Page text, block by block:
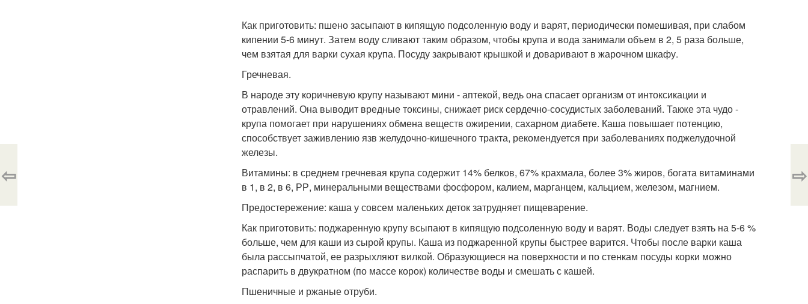
Как приготовить: пшено засыпают в кипящую подсоленную воду и варят, периодически помешивая, при слабом
кипении 5-6 минут. Затем воду сливают таким образом, чтобы крупа и вода занимали объем в 2, 5 раза больше,
чем взятая для варки сухая крупа. Посуду закрывают крышкой и доваривают в жарочном шкафу.
Гречневая.
В народе эту коричневую крупу называют мини - аптекой, ведь она спасает организм от интоксикации и
отравлений. Она выводит вредные токсины, снижает риск сердечно-сосудистых заболеваний. Также эта чудо -
крупа помогает при нарушениях обмена веществ ожирении, сахарном диабете. Каша повышает потенцию,
способствует заживлению язв желудочно-кишечного тракта, рекомендуется при заболеваниях поджелудочной
железы.
Витамины: в среднем гречневая крупа содержит 14% белков, 67% крахмала, более 3% жиров, богата витаминами
в 1, в 2, в 6, РР, минеральными веществами фосфором, калием, марганцем, кальцием, железом, магнием.
Предостережение: каша у совсем маленьких деток затрудняет пищеварение.
Как приготовить: поджаренную крупу всыпают в кипящую подсоленную воду и варят. Воды следует взять на 5-6 %
больше, чем для каши из сырой крупы. Каша из поджаренной крупы быстрее варится. Чтобы после варки каша
была рассыпчатой, ее разрыхляют вилкой. Образующиеся на поверхности и по стенкам посуды корки можно
распарить в двукратном (по массе корок) количестве воды и смешать с кашей.
Пшеничные и ржаные отруби.
⇦ ⇨